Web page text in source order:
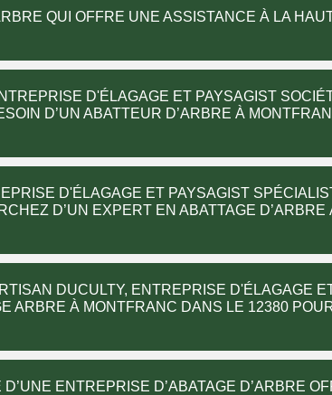
QUI OFFRE UNE ASSISTANCE À LA
D'ÉLAGAGE ET PAYSAGIST
D’UN ABATTEUR D’ARBRE À
D'ÉLAGAGE ET PAYSAGIST
D’UN EXPERT EN ABATTAGE D’ARBRE
DUCULTY, ENTREPRISE D'ÉLAGAGE
ARBRE À MONTFRANC DANS LE 12380
ENTREPRISE D’ABATAGE D’ARBRE